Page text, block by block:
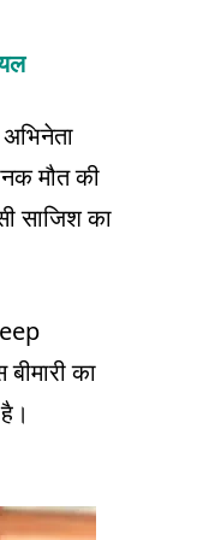
मौत की
साजिश का
का